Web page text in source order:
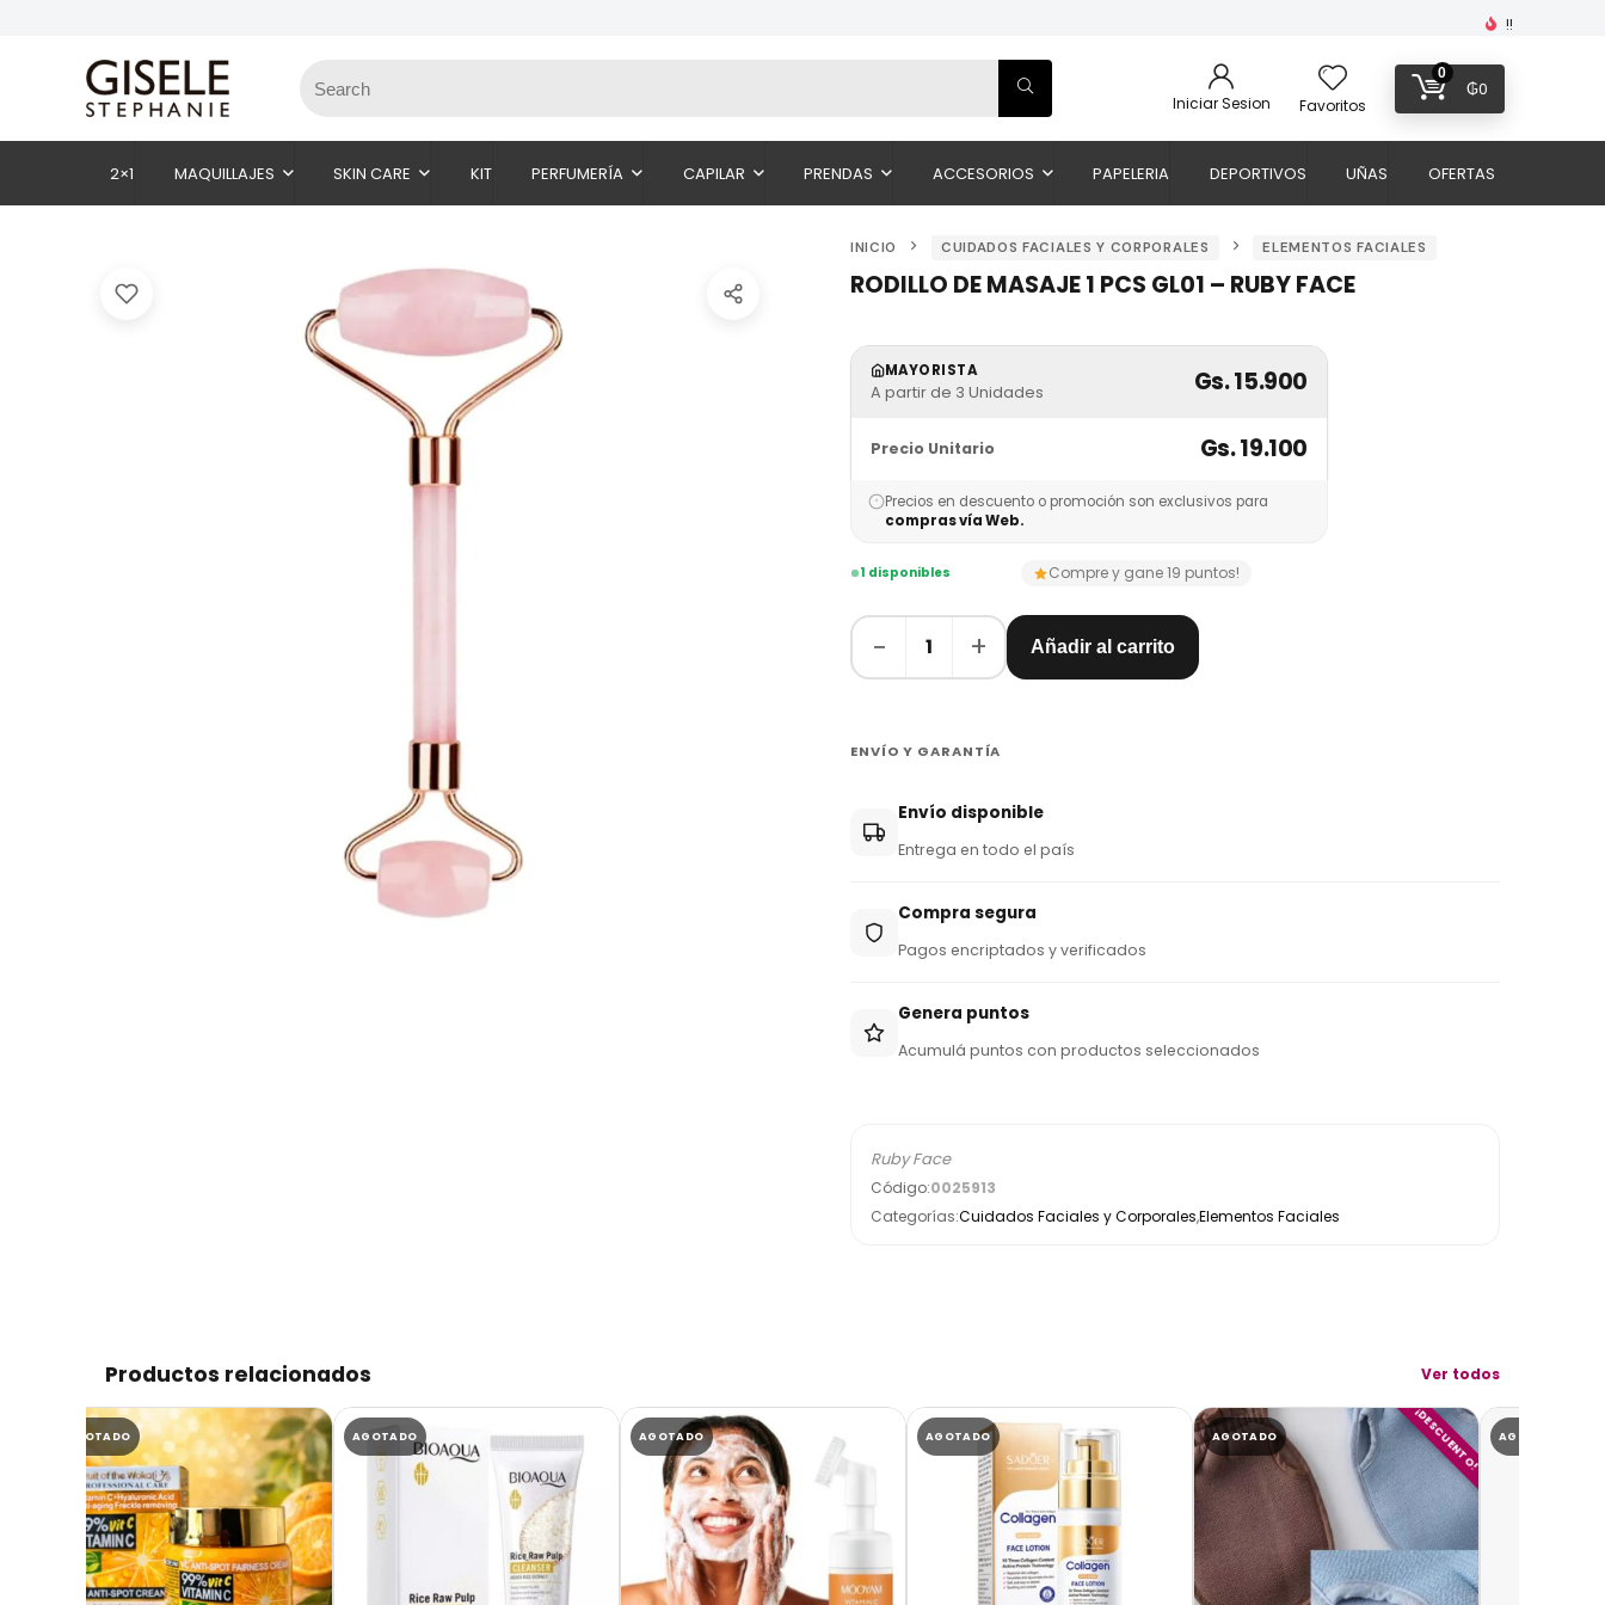
!!
Iniciar Sesion Favoritos
0
₲0
2×1 MAQUILLAJES SKIN CARE KIT PERFUMERÍA CAPILAR PRENDAS ACCESORIOS PAPELERIA DEPORTIVOS UÑAS OFERTAS
INICIO CUIDADOS FACIALES Y CORPORALES ELEMENTOS FACIALES
RODILLO DE MASAJE 1 PCS GL01 – RUBY FACE
MAYORISTA
A partir de 3 Unidades Gs. 15.900
Precio Unitario Gs. 19.100
Precios en descuento o promoción son exclusivos para
compras vía Web.
1 disponibles Compre y gane 19 puntos!
− 1 + Añadir al carrito
ENVÍO Y GARANTÍA
Envío disponible
Entrega en todo el país
Compra segura
Pagos encriptados y verificados
Genera puntos
Acumulá puntos con productos seleccionados
Ruby Face
Código:0025913
Categorías:Cuidados Faciales y Corporales,Elementos Faciales
Productos relacionados Ver todos
AGOTADO AGOTADO AGOTADO AGOTADO ¡DESCUENTO! AGOTADO